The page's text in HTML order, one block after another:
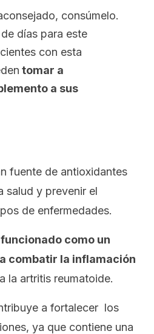
consúmelo.
días para este
con esta
tomar a
a sus
fuente de antioxidantes
salud y prevenir el
de enfermedades.
como un
combatir la inflamación
la artritis reumatoide.
a fortalecer los
ya que contiene una